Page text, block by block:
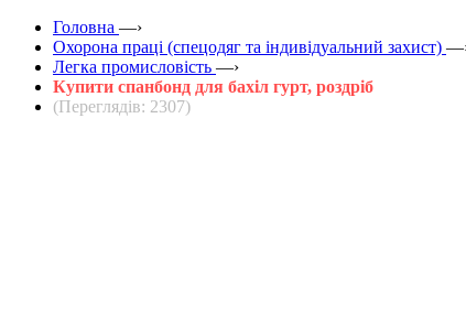
Головна —›
Охорона праці (спецодяг та індивідуальний захист)
Легка промисловість —›
Купити спанбонд для бахіл гурт, роздріб
(Переглядів: 2307)